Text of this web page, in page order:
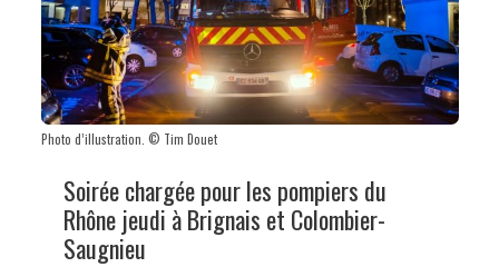
Photo d’illustration. © Tim Douet
Soirée chargée pour les pompiers du
Rhône jeudi à Brignais et Colombier-
Saugnieu